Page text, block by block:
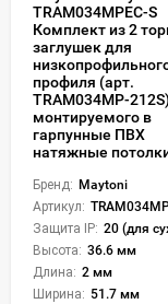
TRAM034MPEC-S
Комплект из 2
заглушек для
профиля (арт.
TRAM034MP-212S)
монтируемого в
гарпунные ПВХ
натяжные
Бренд: Maytoni
Артикул:
Защита IP: 20 (для
Высота: 36.6 мм
Длина: 2 мм
Ширина: 51.7 мм